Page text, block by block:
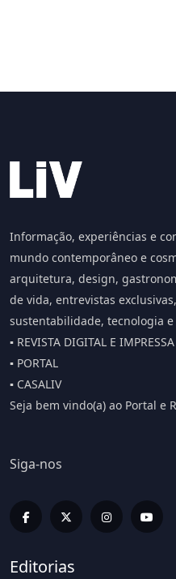
Informação, experiências e
mundo contemporâneo e
arquitetura, design,
de vida, entrevistas
sustentabilidade, tecnologia
▪️ REVISTA DIGITAL E IMPRESSA
▪️ PORTAL
▪️ CASALIV
Seja bem vindo(a) ao Portal e
Siga-nos
Editorias